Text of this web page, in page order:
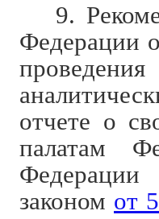
9.
Федерации
отчете о
палатам
законом от